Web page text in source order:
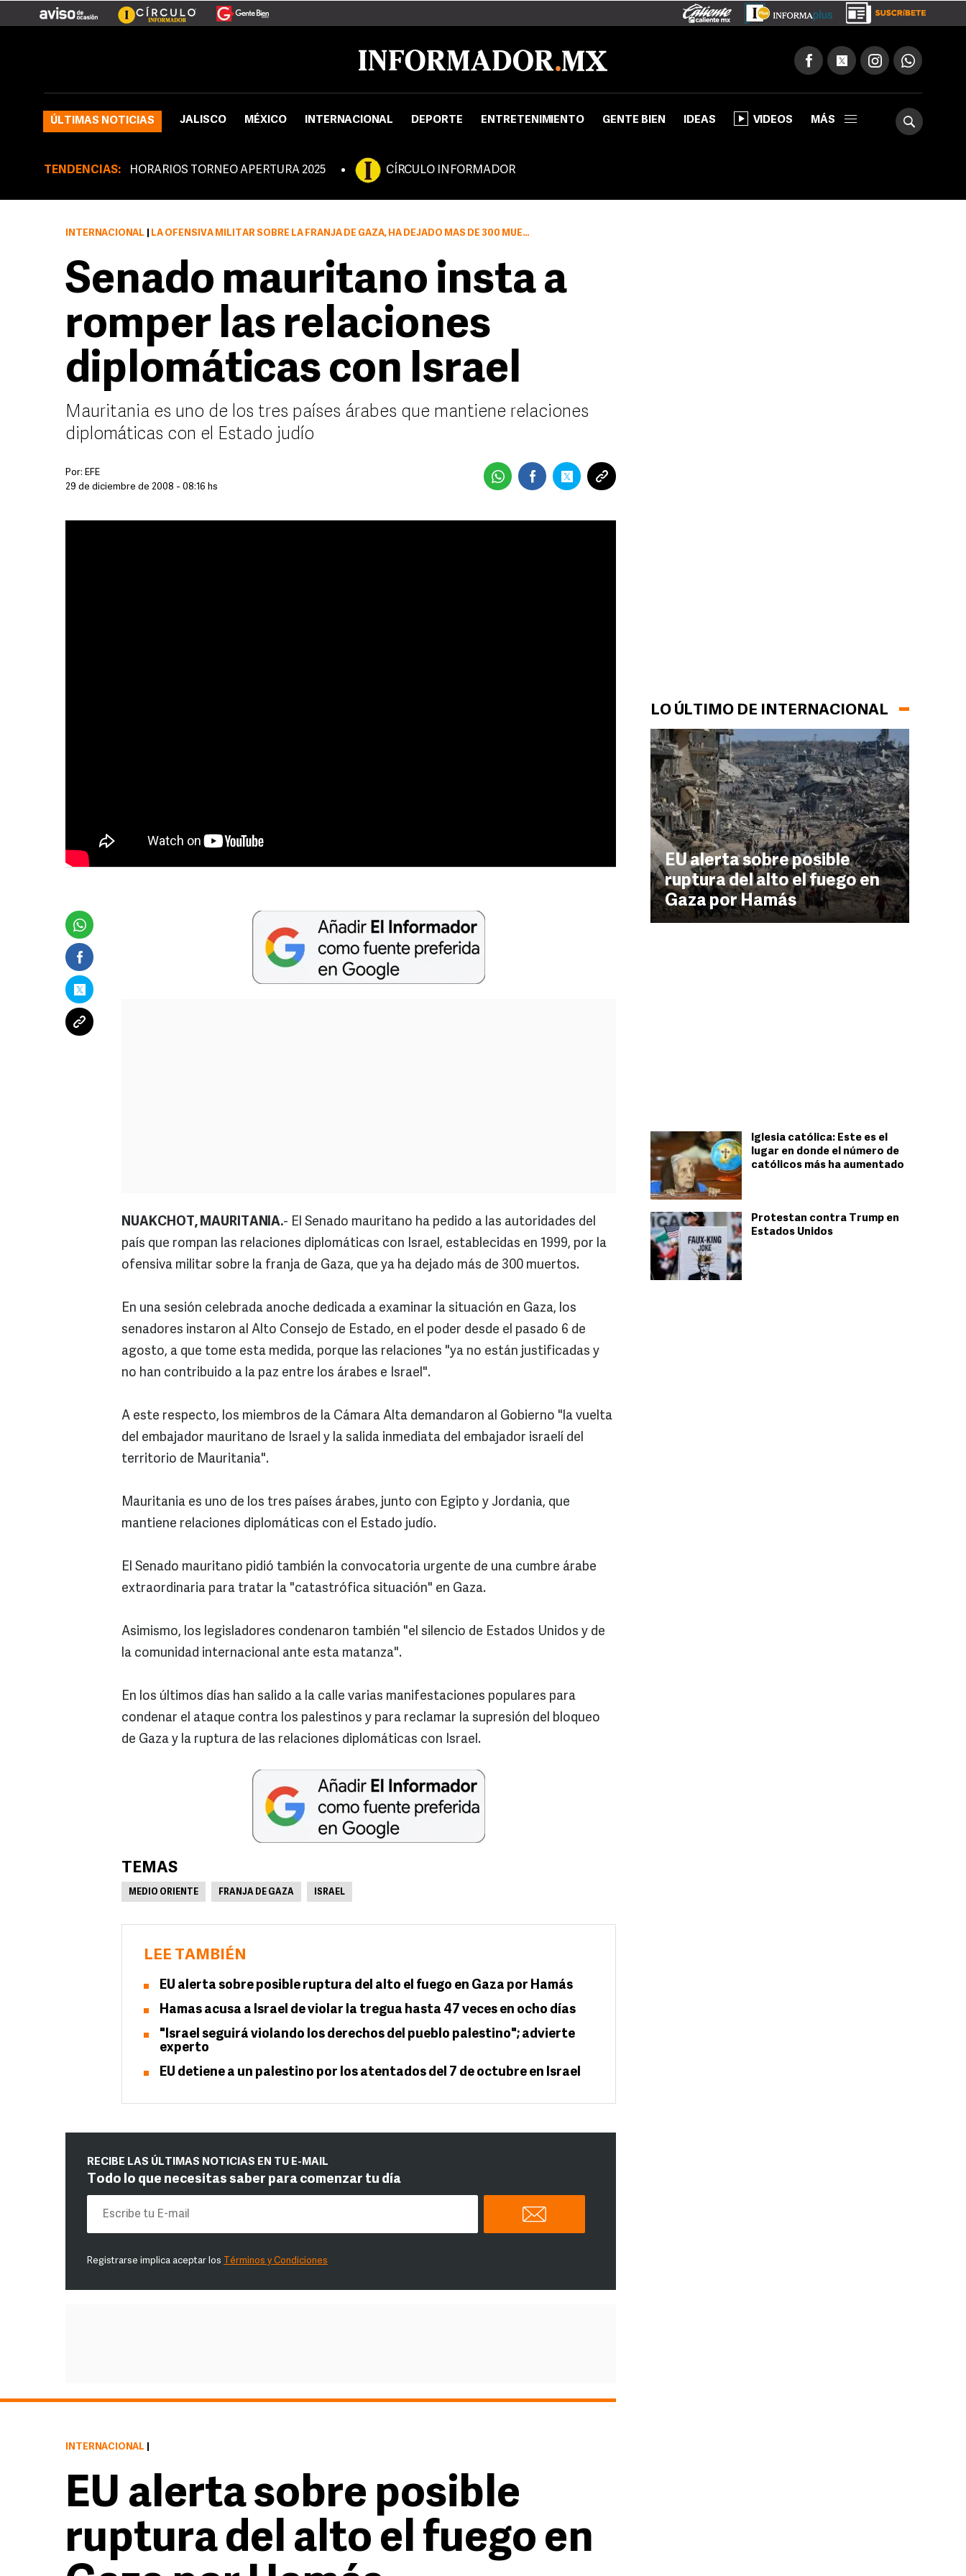
ÚLTIMAS NOTICIAS JALISCO MÉXICO INTERNACIONAL DEPORTE ENTRETENIMIENTO GENTE BIEN IDEAS VIDEOS MÁS
TENDENCIAS: HORARIOS TORNEO APERTURA 2025 CÍRCULO INFORMADOR
LO ÚLTIMO DE INTERNACIONAL
EU alerta sobre posible
ruptura del alto el fuego en
Gaza por Hamás
Iglesia católica: Este es el
lugar en donde el número de
católicos más ha aumentado
Protestan contra Trump en
Estados Unidos
INTERNACIONAL LA OFENSIVA MILITAR SOBRE LA FRANJA DE GAZA, HA DEJADO MÁS DE 300 MUERTOS
Senado mauritano insta a
romper las relaciones
diplomáticas con Israel
Mauritania es uno de los tres países árabes que mantiene relaciones
diplomáticas con el Estado judío
Por: EFE
29 de diciembre de 2008 - 08:16 hs
NUAKCHOT, MAURITANIA.- El Senado mauritano ha pedido a las autoridades del
país que rompan las relaciones diplomáticas con Israel, establecidas en 1999, por la
ofensiva militar sobre la franja de Gaza, que ya ha dejado más de 300 muertos.
En una sesión celebrada anoche dedicada a examinar la situación en Gaza, los
senadores instaron al Alto Consejo de Estado, en el poder desde el pasado 6 de
agosto, a que tome esta medida, porque las relaciones "ya no están justificadas y
no han contribuido a la paz entre los árabes e Israel".
A este respecto, los miembros de la Cámara Alta demandaron al Gobierno "la vuelta
del embajador mauritano de Israel y la salida inmediata del embajador israelí del
territorio de Mauritania".
Mauritania es uno de los tres países árabes, junto con Egipto y Jordania, que
mantiene relaciones diplomáticas con el Estado judío.
El Senado mauritano pidió también la convocatoria urgente de una cumbre árabe
extraordinaria para tratar la "catastrófica situación" en Gaza.
Asimismo, los legisladores condenaron también "el silencio de Estados Unidos y de
la comunidad internacional ante esta matanza".
En los últimos días han salido a la calle varias manifestaciones populares para
condenar el ataque contra los palestinos y para reclamar la supresión del bloqueo
de Gaza y la ruptura de las relaciones diplomáticas con Israel.
TEMAS
MEDIO ORIENTE FRANJA DE GAZA ISRAEL
LEE TAMBIÉN
EU alerta sobre posible ruptura del alto el fuego en Gaza por Hamás
Hamas acusa a Israel de violar la tregua hasta 47 veces en ocho días
"Israel seguirá violando los derechos del pueblo palestino"; advierte
experto
EU detiene a un palestino por los atentados del 7 de octubre en Israel
RECIBE LAS ÚLTIMAS NOTICIAS EN TU E-MAIL
Todo lo que necesitas saber para comenzar tu día
Registrarse implica aceptar los Términos y Condiciones
INTERNACIONAL
EU alerta sobre posible
ruptura del alto el fuego en